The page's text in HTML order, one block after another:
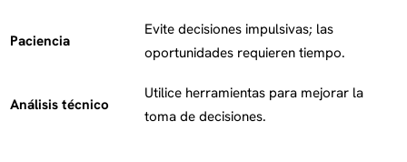
Paciencia
Evite decisiones impulsivas; las
oportunidades requieren tiempo.
Análisis técnico
Utilice herramientas para mejorar la
toma de decisiones.